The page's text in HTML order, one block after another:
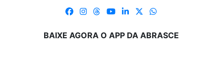
BAIXE AGORA O APP DA ABRASCE